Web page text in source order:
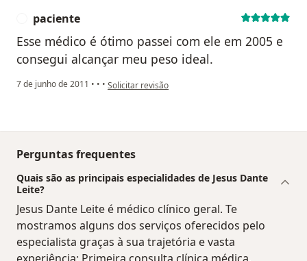
paciente
Esse médico é ótimo passei com ele em 2005 e
consegui alcançar meu peso ideal.
7 de junho de 2011 • • • na opinião do utilizador paciente
Solicitar revisão
Perguntas frequentes
Quais são as principais especialidades de Jesus Dante
Leite?
Jesus Dante Leite é médico clínico geral. Te
mostramos alguns dos serviços oferecidos pelo
especialista graças à sua trajetória e vasta